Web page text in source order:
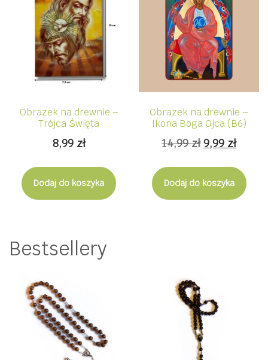
wysokiej
Obrazek na drewnie –
Trójca Święta
8,99 zł
Dodaj do koszyka
Obrazek na drewnie –
Ikona Boga Ojca (B6)
14,99zł Pierwotna
wynosiła:
14,99 zł.
9,99 zł
9,99
Dodaj do koszyka
Bestsellery